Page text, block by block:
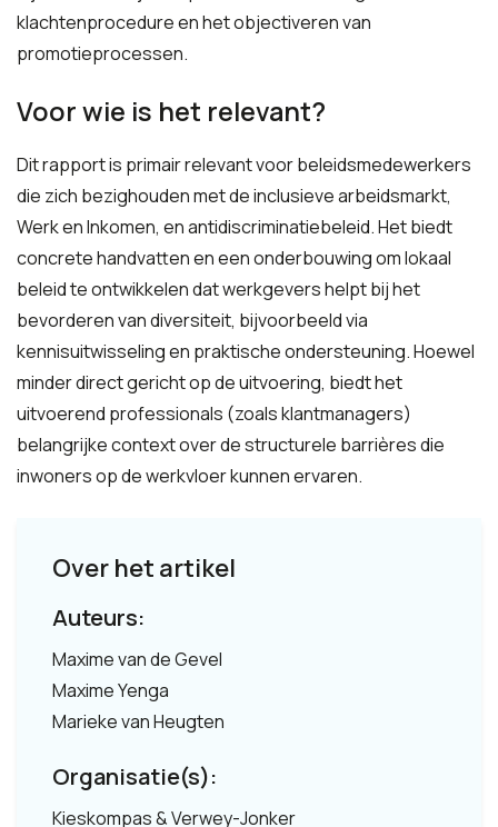
klachtenprocedure en het objectiveren van
promotieprocessen.
Voor wie is het relevant?
Dit rapport is primair relevant voor beleidsmedewerkers
die zich bezighouden met de inclusieve arbeidsmarkt,
Werk en Inkomen, en antidiscriminatiebeleid. Het biedt
concrete handvatten en een onderbouwing om lokaal
beleid te ontwikkelen dat werkgevers helpt bij het
bevorderen van diversiteit, bijvoorbeeld via
kennisuitwisseling en praktische ondersteuning. Hoewel
minder direct gericht op de uitvoering, biedt het
uitvoerend professionals (zoals klantmanagers)
belangrijke context over de structurele barrières die
inwoners op de werkvloer kunnen ervaren.
Over het artikel
Auteurs:
Maxime van de Gevel
Maxime Yenga
Marieke van Heugten
Organisatie(s):
Kieskompas & Verwey-Jonker